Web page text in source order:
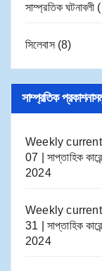
সাম্প্রতিক ঘটনাবলী
সিলেবাস(8)
সাম্প্রতিক
Weekly
07 | সাপ্তাহিক
2024
Weekly
31 | সাপ্তাহিক
2024